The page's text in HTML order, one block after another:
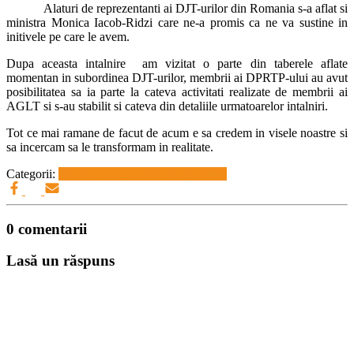
Alaturi de reprezentanti ai DJT-urilor din Romania s-a aflat si
ministra Monica Iacob-Ridzi care ne-a promis ca ne va sustine in
initivele pe care le avem.
Dupa aceasta intalnire am vizitat o parte din taberele aflate
momentan in subordinea DJT-urilor, membrii ai DPRTP-ului au avut
posibilitatea sa ia parte la cateva activitati realizate de membrii ai
AGLT si s-au stabilit si cateva din detaliile urmatoarelor intalniri.
Tot ce mai ramane de facut de acum e sa credem in visele noastre si
sa incercam sa le transformam in realitate.
Categorii:
0 comentarii
Lasă un răspuns